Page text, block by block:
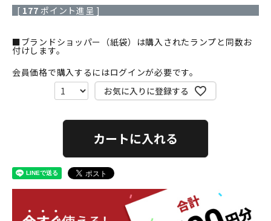
[ 177 ポイント進呈 ]
■ブランドショッパー（紙袋）は購入されたランプと同数お
付けします。
会員価格で購入するにはログインが必要です。
お気に入りに登録する
カートに入れる